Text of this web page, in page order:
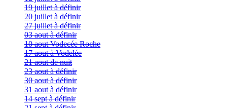
19 juillet à définir
20 juillet à définir
27 juillet à définir
03 aout à définir
10 aout Vodecée Roche
17 aout à Vodelée
21 aout de nuit
23 aout à définir
30 aout à définir
31 aout à définir
14 sept à définir